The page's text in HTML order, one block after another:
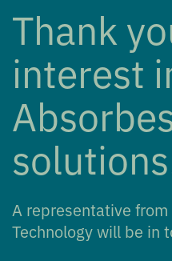
Thank
interest
A representative
Technology will be in